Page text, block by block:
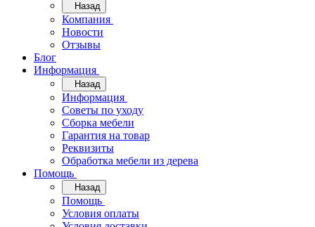
Назад
Компания
Новости
Отзывы
Блог
Информация
Назад
Информация
Советы по уходу
Сборка мебели
Гарантия на товар
Реквизиты
Обработка мебели из дерева
Помощь
Назад
Помощь
Условия оплаты